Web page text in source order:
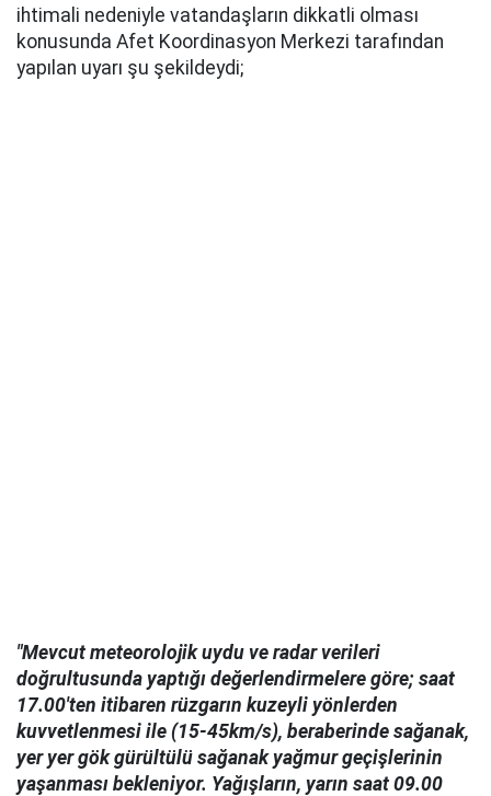
ihtimali nedeniyle vatandaşların dikkatli olması
konusunda Afet Koordinasyon Merkezi tarafından
yapılan uyarı şu şekildeydi;
"Mevcut meteorolojik uydu ve radar verileri
doğrultusunda yaptığı değerlendirmelere göre; saat
17.00'ten itibaren rüzgarın kuzeyli yönlerden
kuvvetlenmesi ile (15-45km/s), beraberinde sağanak,
yer yer gök gürültülü sağanak yağmur geçişlerinin
yaşanması bekleniyor. Yağışların, yarın saat 09.00